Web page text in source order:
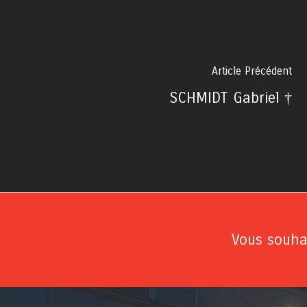
Article Précédent
SCHMIDT Gabriel †
Vous